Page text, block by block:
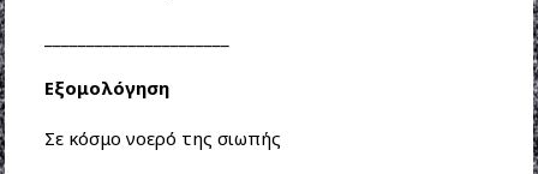
Εξομολόγηση
Σε κόσμο νοερό της σιωπής